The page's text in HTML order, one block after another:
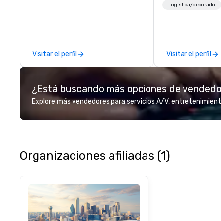
Visitar el perfil
gifting, displays,
choose from,
industry
commitment to
customer
deliver smart,
designed to
experience
to finish. We are also a certified
Logística/decorado
Visitar el perfil
¿Está buscando más opciones de
Explore más vendedores para servicios A/V,
Organizaciones afiliadas (1)